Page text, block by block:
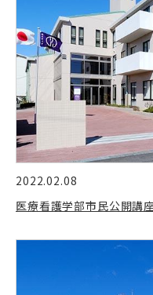
2022.02.08
医療看護学部市民公開講座